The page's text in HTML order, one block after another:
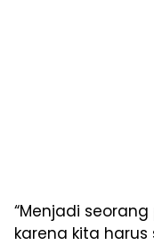
“Menjadi
karena kita